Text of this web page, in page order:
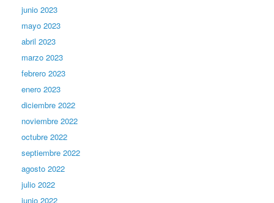
junio 2023
mayo 2023
abril 2023
marzo 2023
febrero 2023
enero 2023
diciembre 2022
noviembre 2022
octubre 2022
septiembre 2022
agosto 2022
julio 2022
junio 2022